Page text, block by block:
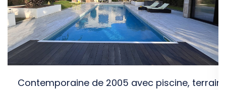
Contemporaine de 2005 avec piscine, terrain